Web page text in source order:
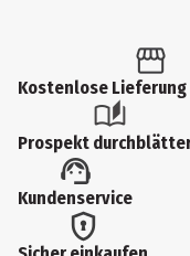
Kostenlose
Prospekt
Kundenservice